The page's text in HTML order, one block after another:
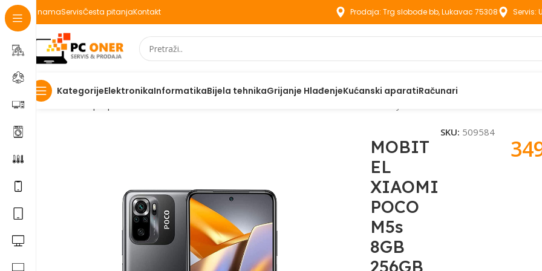
O namaServisČesta pitanjaKontakt Prodaja: Trg slobode bb, Lukavac 75308 Servis:
KategorijeElektronikaInformatikaBijela tehnikaGrijanje HlađenjeKućanski aparatiRačunari
Početna
MOBIT
EL
XIAOMI
POCO
M5s
8GB
256GB
SKU: 509584